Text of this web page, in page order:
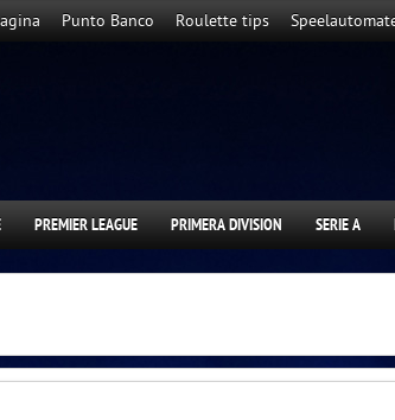
Punto Banco Roulette tips
PREMIER LEAGUE PRIMERA DIVISION SERIE A